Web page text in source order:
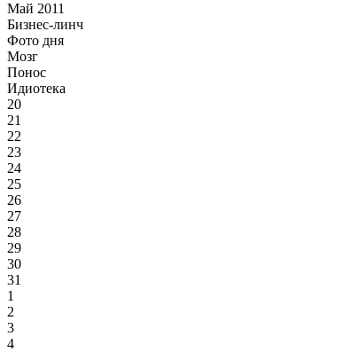
Май 2011
Бизнес-линч
Фото дня
Мозг
Понос
Идиотека
20
21
22
23
24
25
26
27
28
29
30
31
1
2
3
4